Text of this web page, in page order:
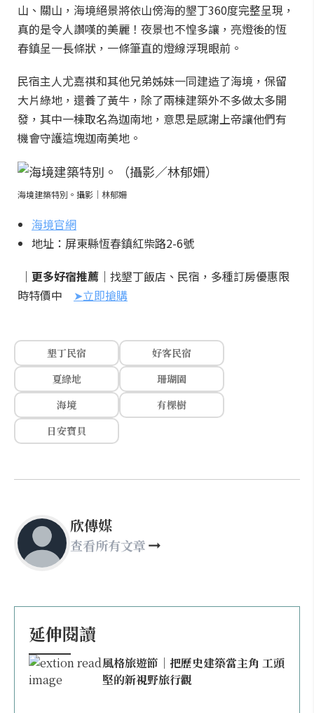
山、關山，海境絕景將依山傍海的墾丁360度完整呈現，
真的是令人讚嘆的美麗！夜景也不惶多讓，亮燈後的恆
春鎮呈一長條狀，一條筆直的燈線浮現眼前。
民宿主人尤嘉祺和其他兄弟姊妹一同建造了海境，保留
大片綠地，還養了黃牛，除了兩棟建築外不多做太多開
發，其中一棟取名為迦南地，意思是感謝上帝讓他們有
機會守護這塊迦南美地。
海境建築特別。攝影｜林郁姍
海境官網
地址：屏東縣恆春鎮紅柴路2-6號
｜更多好宿推薦｜ 找墾丁飯店、民宿，多種訂房優惠限
時特價中 ➤立即搶購
墾丁民宿
好客民宿
夏綠地
珊瑚園
海境
有棵樹
日安寶貝
欣傳媒
查看所有文章
延伸閱讀
風格旅遊節｜把歷史建築當主角 工頭
堅的新視野旅行觀